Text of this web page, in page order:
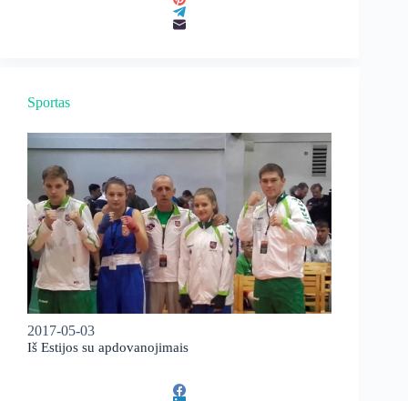
Sportas
2017-05-03
Iš Estijos su apdovanojimais